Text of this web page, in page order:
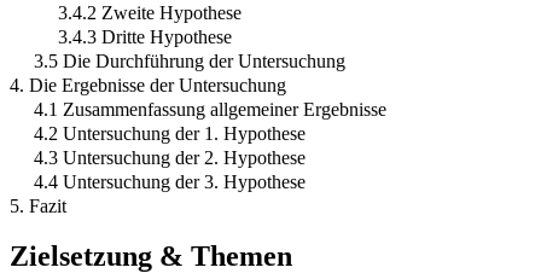
3.4.2 Zweite Hypothese
3.4.3 Dritte Hypothese
3.5 Die Durchführung der Untersuchung
4. Die Ergebnisse der Untersuchung
4.1 Zusammenfassung allgemeiner Ergebnisse
4.2 Untersuchung der 1. Hypothese
4.3 Untersuchung der 2. Hypothese
4.4 Untersuchung der 3. Hypothese
5. Fazit
Zielsetzung & Themen